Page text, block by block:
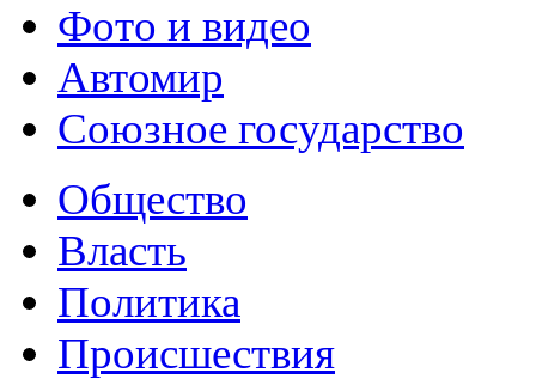
Фото и видео
Автомир
Союзное государство
Общество
Власть
Политика
Происшествия